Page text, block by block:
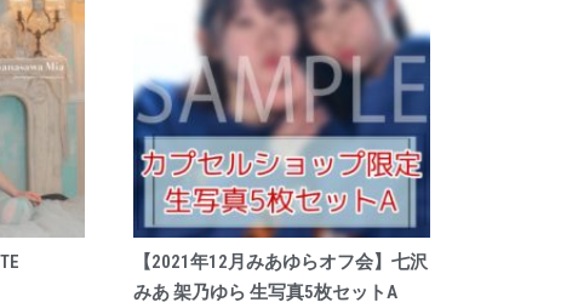
【2021年12月みあゆらオフ会】七沢
みあ 架乃ゆら 生写真5枚セットA